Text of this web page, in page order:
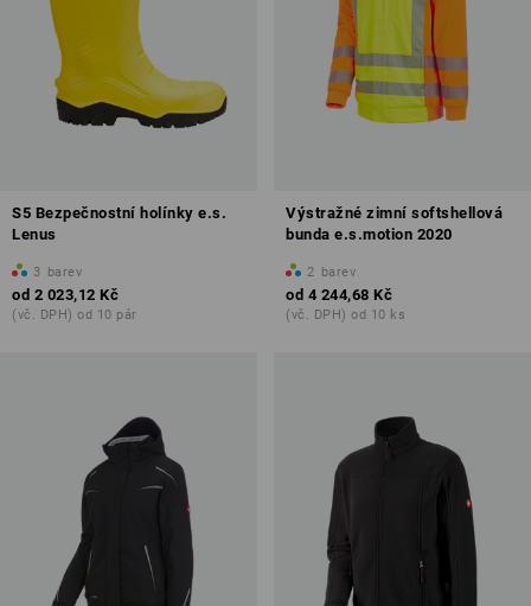
S5 Bezpečnostní holínky e.s.
Lenus
3 barev
od 2 023,12 Kč
(vč. DPH) od 10 pár
Výstražné zimní softshellová
bunda e.s.motion 2020
2 barev
od 4 244,68 Kč
(vč. DPH) od 10 ks